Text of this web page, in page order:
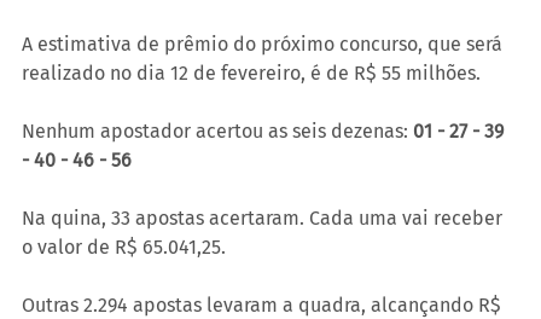
A estimativa de prêmio do próximo concurso, que será
realizado no dia 12 de fevereiro, é de R$ 55 milhões.
Nenhum apostador acertou as seis dezenas: 01 - 27 - 39
- 40 - 46 - 56
Na quina, 33 apostas acertaram. Cada uma vai receber
o valor de R$ 65.041,25.
Outras 2.294 apostas levaram a quadra, alcançando R$